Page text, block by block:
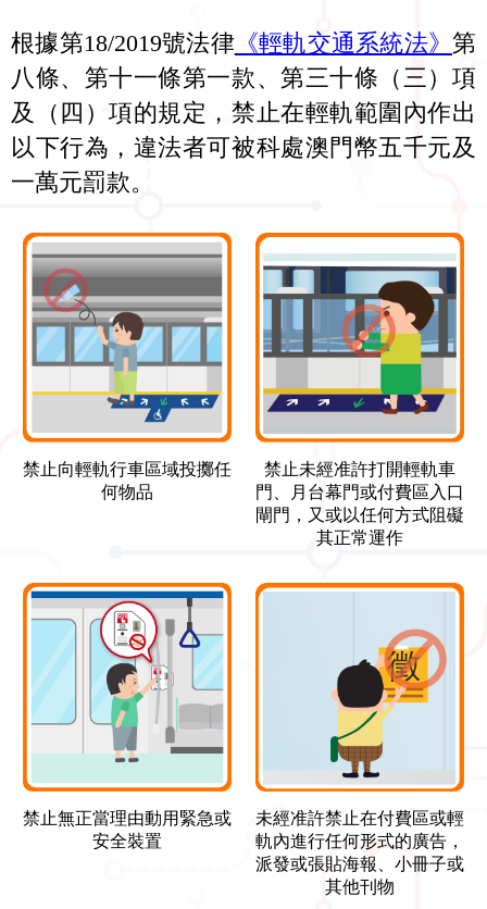
根據第18/2019號法律《輕軌交通系統法》 第
八條、第十一條第一款、第三十條（三）項
及（四）項的規定，禁止在輕軌範圍內作出
以下行為，違法者可被科處澳門幣五千元及
一萬元罰款。
禁止向輕軌行車區域投擲任
何物品
禁止未經准許打開輕軌車
門、月台幕門或付費區入口
閘門，又或以任何方式阻礙
其正常運作
禁止無正當理由動用緊急或
安全裝置
未經准許禁止在付費區或輕
軌內進行任何形式的廣告，
派發或張貼海報、小冊子或
其他刊物